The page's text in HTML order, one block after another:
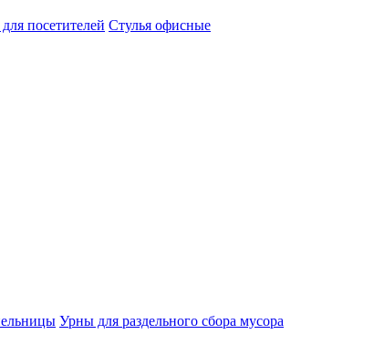
посетителей Стулья офисные
Урны для раздельного сбора мусора